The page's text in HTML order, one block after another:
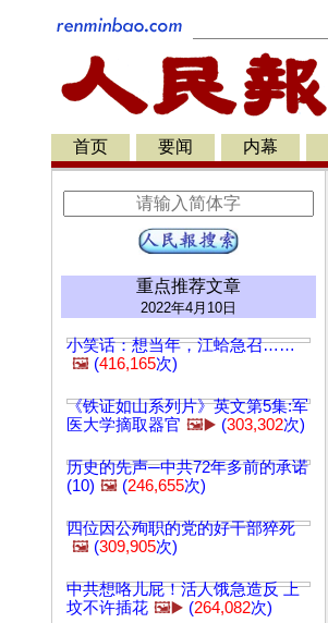
首页 要闻 内幕
重点推荐文章
2022年4月10日
小笑话：想当年，江蛤急召……
🖼️ (416,165次)
《铁证如山系列片》英文第5集:军
医大学摘取器官 🖼️▶️ (303,302次)
历史的先声─中共72年多前的承诺
(10) 🖼️ (246,655次)
四位因公殉职的党的好干部猝死
🖼️ (309,905次)
中共想咯儿屁！活人饿急造反 上
坟不许插花 🖼️▶️ (264,082次)